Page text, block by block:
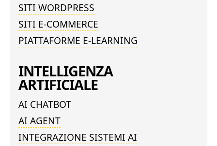
SITI WORDPRESS
SITI E-COMMERCE
PIATTAFORME E-LEARNING
INTELLIGENZA
ARTIFICIALE
AI CHATBOT
AI AGENT
INTEGRAZIONE SISTEMI AI